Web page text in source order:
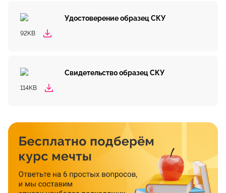
Удостоверение образец СКУ
92KB
Свидетельство образец СКУ
114KB